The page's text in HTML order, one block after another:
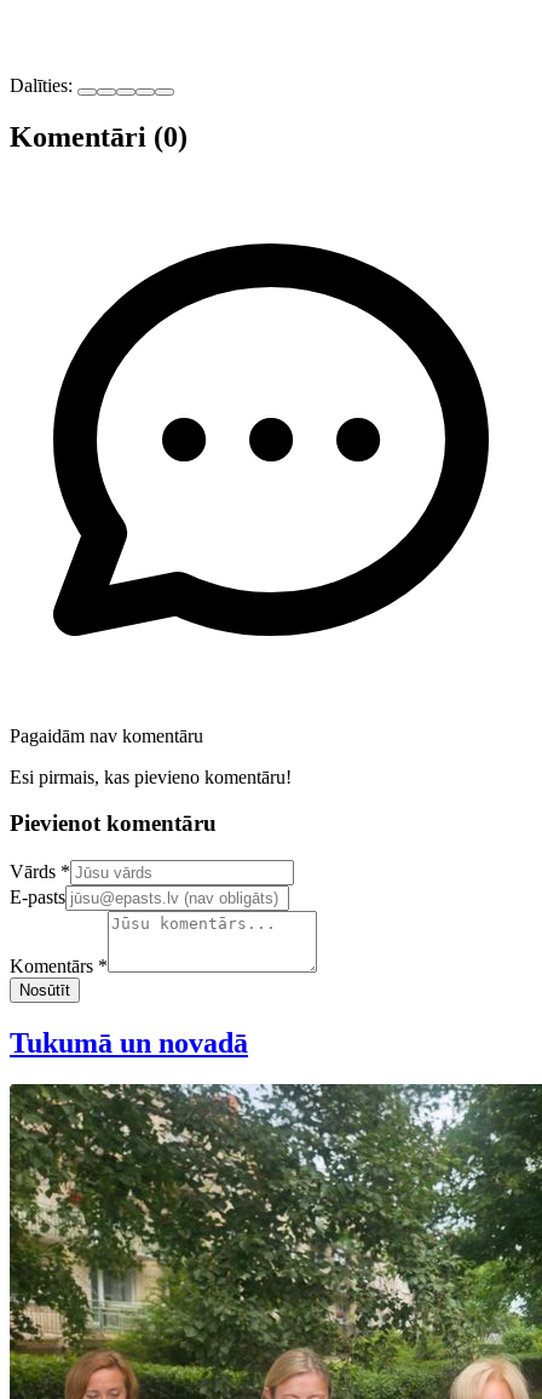
Dalīties:
Komentāri (0)
Pagaidām nav komentāru
Esi pirmais, kas pievieno komentāru!
Pievienot komentāru
Confirm your email address
Vārds *
E-pasts
Komentārs *
Nosūtīt
Tukumā un novadā